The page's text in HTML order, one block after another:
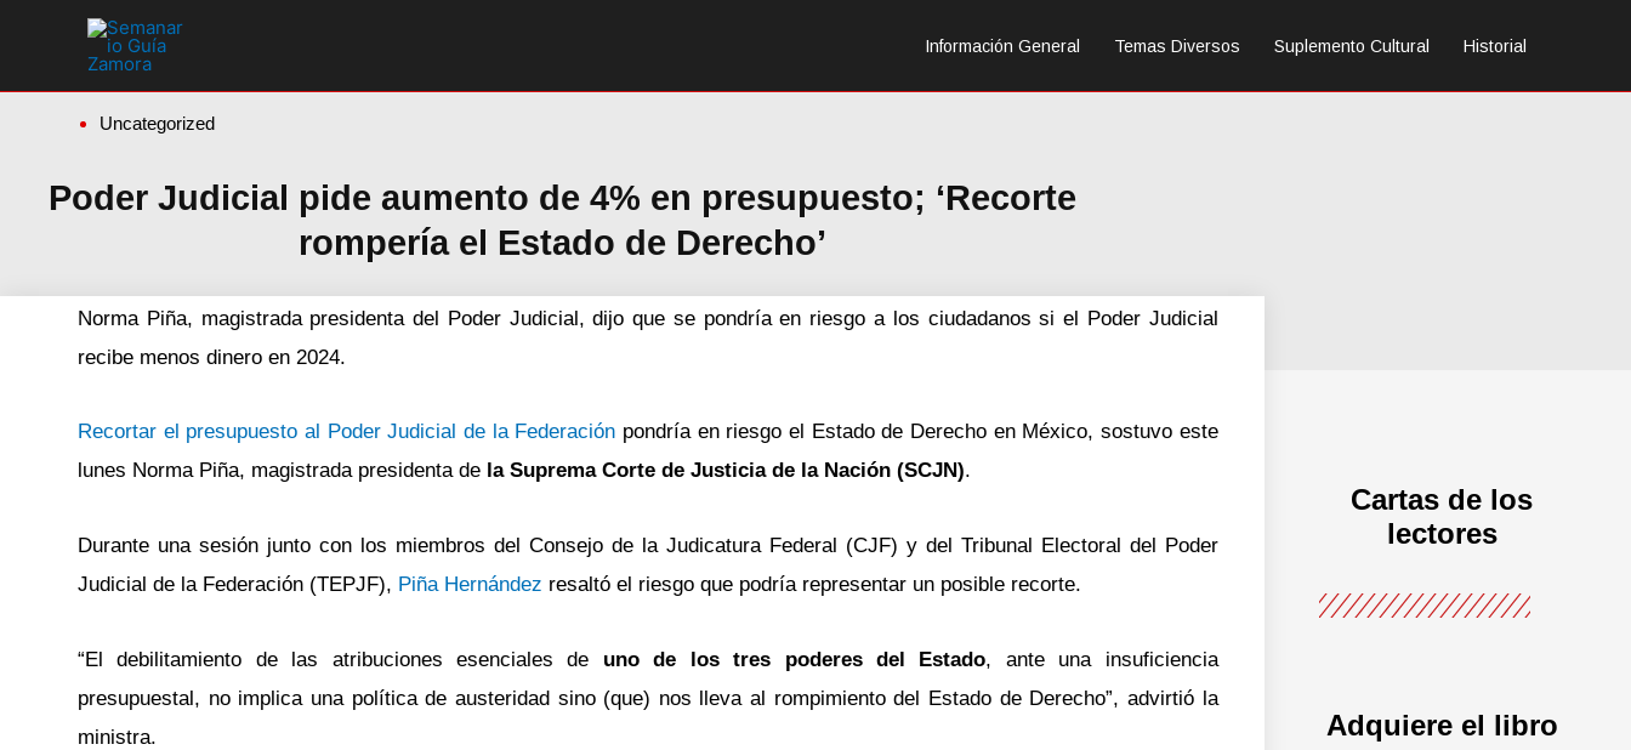
Información General Temas Diversos Suplemento Cultural Historial
Uncategorized
Poder Judicial pide aumento de 4% en presupuesto; ‘Recorte
rompería el Estado de Derecho’
Norma Piña, magistrada presidenta del Poder Judicial, dijo que se pondría en riesgo a los ciudadanos si el Poder Judicial
recibe menos dinero en 2024.
Recortar el presupuesto al Poder Judicial de la Federación pondría en riesgo el Estado de Derecho en México, sostuvo este
lunes Norma Piña, magistrada presidenta de la Suprema Corte de Justicia de la Nación (SCJN).
Durante una sesión junto con los miembros del Consejo de la Judicatura Federal (CJF) y del Tribunal Electoral del Poder
Judicial de la Federación (TEPJF), Piña Hernández resaltó el riesgo que podría representar un posible recorte.
“El debilitamiento de las atribuciones esenciales de uno de los tres poderes del Estado, ante una insuficiencia
presupuestal, no implica una política de austeridad sino (que) nos lleva al rompimiento del Estado de Derecho”, advirtió la
ministra.
Cartas de los
lectores
Adquiere el libro